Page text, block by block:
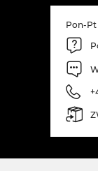
Pon-Pt